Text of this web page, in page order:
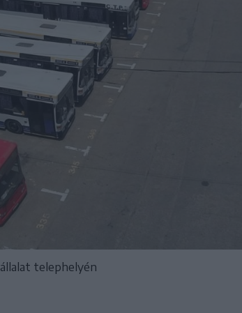
telephelyén